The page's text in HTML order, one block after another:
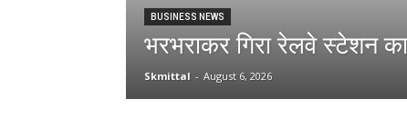
BUSINESS NEWS
भरभराकर गिरा रेलवे स्टेशन
Skmittal - August 6, 2026